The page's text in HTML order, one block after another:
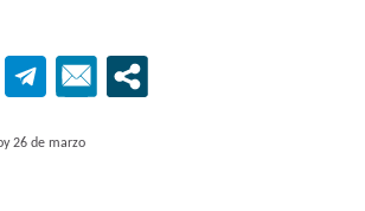
26 de marzo